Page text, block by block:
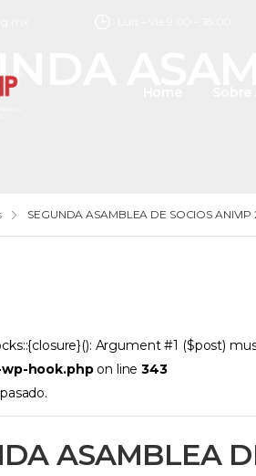
SEGUNDA ASAMBLEA DE SOCIOS
Argument #1 ($post)
hook.phpon line343
ASAMBLEA